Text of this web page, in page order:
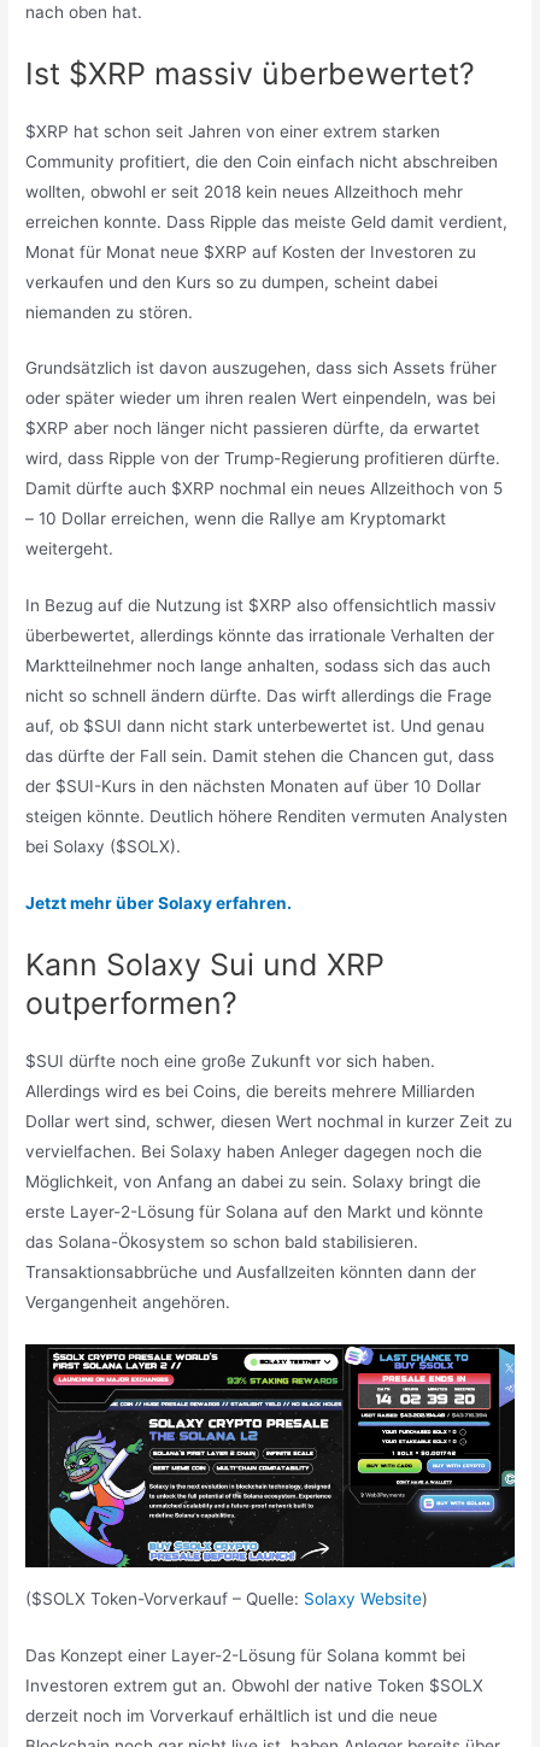
nach oben hat.
Ist $XRP massiv überbewertet?
$XRP hat schon seit Jahren von einer extrem starken
Community profitiert, die den Coin einfach nicht abschreiben
wollten, obwohl er seit 2018 kein neues Allzeithoch mehr
erreichen konnte. Dass Ripple das meiste Geld damit verdient,
Monat für Monat neue $XRP auf Kosten der Investoren zu
verkaufen und den Kurs so zu dumpen, scheint dabei
niemanden zu stören.
Grundsätzlich ist davon auszugehen, dass sich Assets früher
oder später wieder um ihren realen Wert einpendeln, was bei
$XRP aber noch länger nicht passieren dürfte, da erwartet
wird, dass Ripple von der Trump-Regierung profitieren dürfte.
Damit dürfte auch $XRP nochmal ein neues Allzeithoch von 5
– 10 Dollar erreichen, wenn die Rallye am Kryptomarkt
weitergeht.
In Bezug auf die Nutzung ist $XRP also offensichtlich massiv
überbewertet, allerdings könnte das irrationale Verhalten der
Marktteilnehmer noch lange anhalten, sodass sich das auch
nicht so schnell ändern dürfte. Das wirft allerdings die Frage
auf, ob $SUI dann nicht stark unterbewertet ist. Und genau
das dürfte der Fall sein. Damit stehen die Chancen gut, dass
der $SUI-Kurs in den nächsten Monaten auf über 10 Dollar
steigen könnte. Deutlich höhere Renditen vermuten Analysten
bei Solaxy ($SOLX).
Jetzt mehr über Solaxy erfahren.
Kann Solaxy Sui und XRP
outperformen?
$SUI dürfte noch eine große Zukunft vor sich haben.
Allerdings wird es bei Coins, die bereits mehrere Milliarden
Dollar wert sind, schwer, diesen Wert nochmal in kurzer Zeit zu
vervielfachen. Bei Solaxy haben Anleger dagegen noch die
Möglichkeit, von Anfang an dabei zu sein. Solaxy bringt die
erste Layer-2-Lösung für Solana auf den Markt und könnte
das Solana-Ökosystem so schon bald stabilisieren.
Transaktionsabbrüche und Ausfallzeiten könnten dann der
Vergangenheit angehören.
($SOLX Token-Vorverkauf – Quelle: Solaxy Website)
Das Konzept einer Layer-2-Lösung für Solana kommt bei
Investoren extrem gut an. Obwohl der native Token $SOLX
derzeit noch im Vorverkauf erhältlich ist und die neue